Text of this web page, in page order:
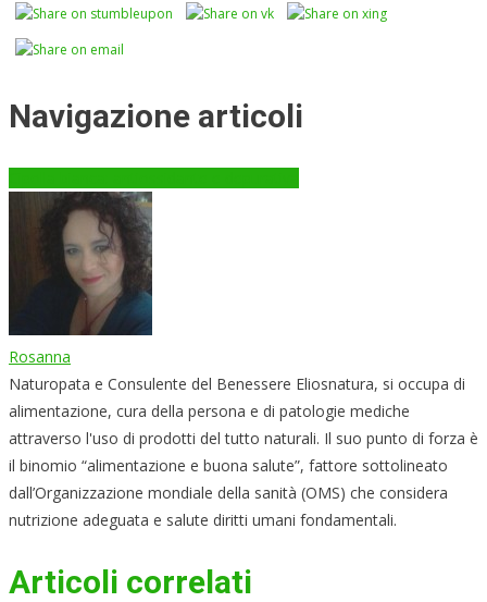
Navigazione articoli
Rosanna
Naturopata e Consulente del Benessere Eliosnatura, si occupa di
alimentazione, cura della persona e di patologie mediche
attraverso l'uso di prodotti del tutto naturali. Il suo punto di forza è
il binomio “alimentazione e buona salute”, fattore sottolineato
dall’Organizzazione mondiale della sanità (OMS) che considera
nutrizione adeguata e salute diritti umani fondamentali.
Articoli correlati